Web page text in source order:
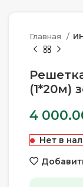
Главная
(1*20м)
4
Нет в